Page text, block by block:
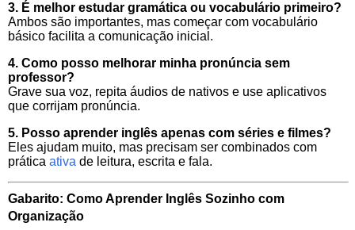
3. É melhor estudar gramática ou vocabulário primeiro?
Ambos são importantes, mas começar com vocabulário
básico facilita a comunicação inicial.
4. Como posso melhorar minha pronúncia sem
professor?
Grave sua voz, repita áudios de nativos e use aplicativos
que corrijam pronúncia.
5. Posso aprender inglês apenas com séries e filmes?
Eles ajudam muito, mas precisam ser combinados com
prática ativa de leitura, escrita e fala.
Gabarito: Como Aprender Inglês Sozinho com
Organização